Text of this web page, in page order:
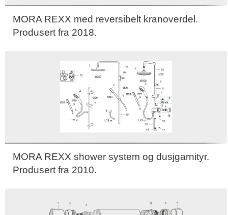
MORA REXX med reversibelt kranoverdel.
Produsert fra 2018.
MORA REXX shower system og dusjgarnityr.
Produsert fra 2010.